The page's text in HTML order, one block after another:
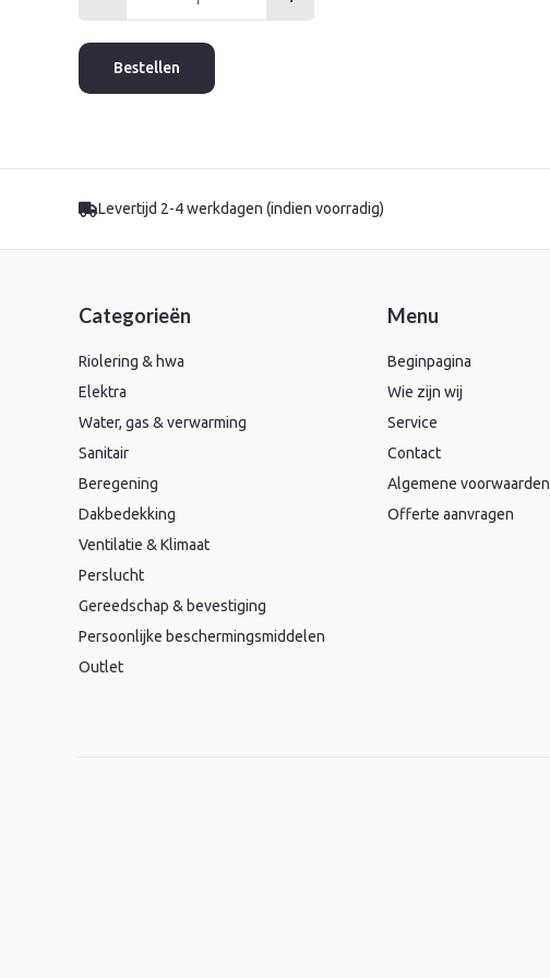
stuk
26x3/4"x26
Bestellen
Levertijd 2-4 werkdagen (indien voorradig)
Categorieën
Riolering & hwa
Elektra
Water, gas & verwarming
Sanitair
Beregening
Dakbedekking
Ventilatie & Klimaat
Perslucht
Gereedschap & bevestiging
Persoonlijke beschermingsmiddelen
Outlet
Menu
Beginpagina
Wie zijn wij
Service
Contact
Algemene voorwaarden
Offerte aanvragen